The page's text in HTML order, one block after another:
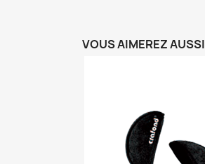
VOUS AIMEREZ AUSSI